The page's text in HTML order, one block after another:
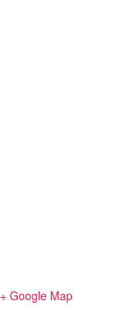
+ Google Map